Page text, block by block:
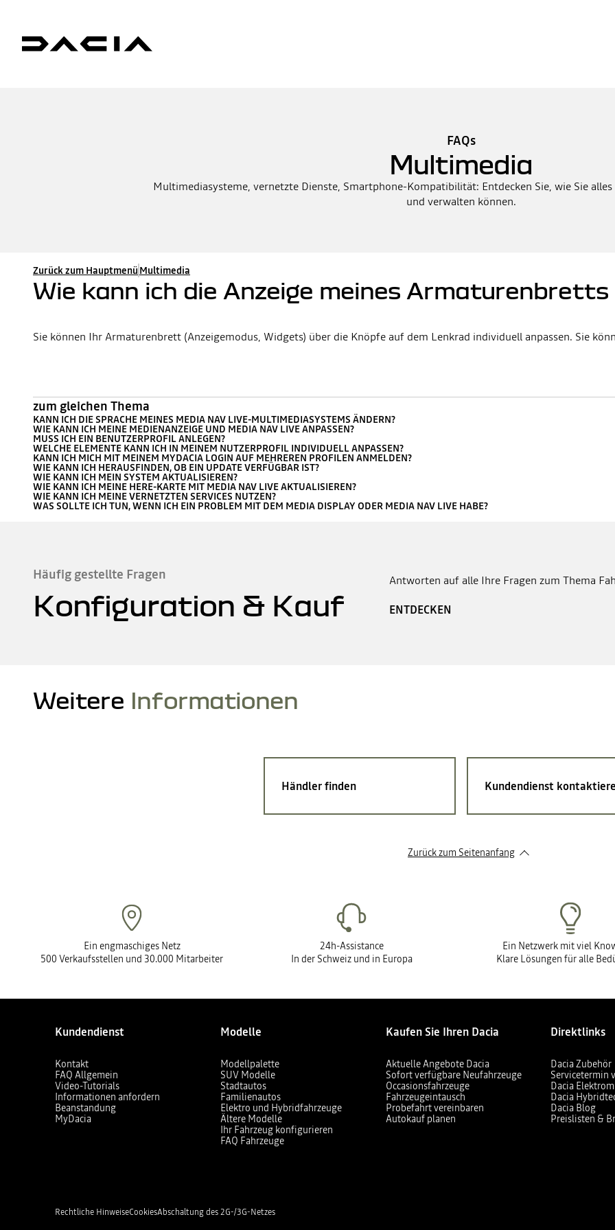
FAQs
Multimedia
Multimediasysteme, vernetzte Dienste, Smartphone-Kompatibilität: Entdecken Sie, wie Sie
und verwalten können.
Zurück zum Hauptmenü Multimedia
Wie kann ich die Anzeige meines Armaturenbretts
Sie können Ihr Armaturenbrett (Anzeigemodus, Widgets) über die Knöpfe auf dem Lenkrad individuell anpassen. Sie
zum gleichen Thema
KANN ICH DIE SPRACHE MEINES MEDIA NAV LIVE-MULTIMEDIASYSTEMS ÄNDERN?
WIE KANN ICH MEINE MEDIENANZEIGE UND MEDIA NAV LIVE ANPASSEN?
MUSS ICH EIN BENUTZERPROFIL ANLEGEN?
WELCHE ELEMENTE KANN ICH IN MEINEM NUTZERPROFIL INDIVIDUELL ANPASSEN?
KANN ICH MICH MIT MEINEM MYDACIA LOGIN AUF MEHREREN PROFILEN ANMELDEN?
WIE KANN ICH HERAUSFINDEN, OB EIN UPDATE VERFÜGBAR IST?
WIE KANN ICH MEIN SYSTEM AKTUALISIEREN?
WIE KANN ICH MEINE HERE-KARTE MIT MEDIA NAV LIVE AKTUALISIEREN?
WIE KANN ICH MEINE VERNETZTEN SERVICES NUTZEN?
WAS SOLLTE ICH TUN, WENN ICH EIN PROBLEM MIT DEM MEDIA DISPLAY ODER MEDIA NAV LIVE HABE?
Häufig gestellte Fragen
Konfiguration & Kauf
Antworten auf alle Ihre Fragen zum Thema
ENTDECKEN
Weitere Informationen
Händler finden Kundendienst
Zurück zum Seitenanfang
Ein engmaschiges Netz
500 Verkaufsstellen und 30.000 Mitarbeiter
24h-Assistance
In der Schweiz und in Europa
Ein Netzwerk mit viel
Klare Lösungen für alle
Kundendienst
Kontakt
FAQ Allgemein
Video-Tutorials
Informationen anfordern
Beanstandung
MyDacia
Modelle
Modellpalette
SUV Modelle
Stadtautos
Familienautos
Elektro und Hybridfahrzeuge
Ältere Modelle
Ihr Fahrzeug konfigurieren
FAQ Fahrzeuge
Kaufen Sie Ihren Dacia
Aktuelle Angebote Dacia
Sofort verfügbare Neufahrzeuge
Occasionsfahrzeuge
Fahrzeugeintausch
Probefahrt vereinbaren
Autokauf planen
Direktlinks
Dacia Zubehör
Servicetermin
Dacia
Dacia
Dacia Blog
Preislisten &
Rechtliche HinweiseCookiesAbschaltung des 2G-/3G-Netzes